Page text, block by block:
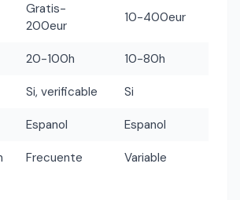
Gratis-
200eur
10-400eur
20-100h 10-80h
Si, verificable Si
Espanol Espanol
Frecuente Variable